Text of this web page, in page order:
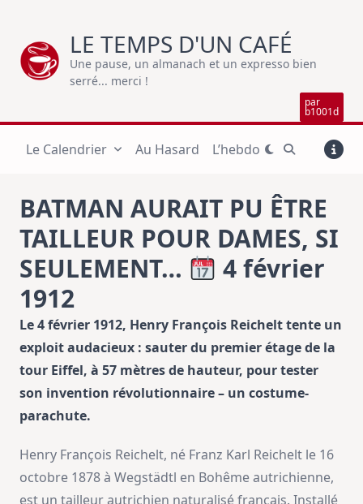
content
LE TEMPS D'UN CAFÉ
Une pause, un almanach et un expresso bien
serré... merci !
par
b1001d
Le Calendrier Au Hasard L’hebdo
BATMAN AURAIT PU ÊTRE
TAILLEUR POUR DAMES, SI
SEULEMENT…
4 février
1912
Le 4 février 1912, Henry François Reichelt tente un
exploit audacieux : sauter du premier étage de la
tour Eiffel, à 57 mètres de hauteur, pour tester
son invention révolutionnaire – un costume-
parachute.
Henry François Reichelt, né Franz Karl Reichelt le 16
octobre 1878 à Wegstädtl en Bohême autrichienne,
est un tailleur autrichien naturalisé français. Installé